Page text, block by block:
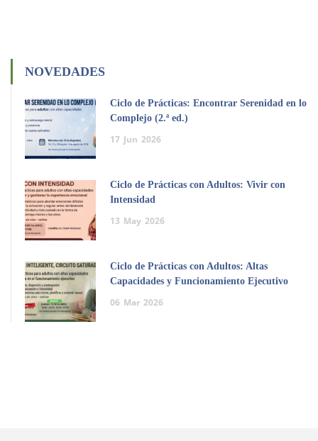
NOVEDADES
Ciclo de Prácticas: Encontrar Serenidad en lo
Complejo (2.ª ed.)
17 Jun 2026
Ciclo de Prácticas con Adultos: Vivir con
Intensidad
13 May 2026
Ciclo de Prácticas con Adultos: Altas
Capacidades y Funcionamiento Ejecutivo
06 Mar 2026